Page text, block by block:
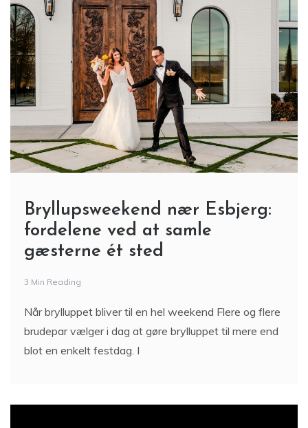
Bryllupsweekend nær Esbjerg:
fordelene ved at samle
gæsterne ét sted
3 Min Reading
Når brylluppet bliver til en hel weekend Flere og flere
brudepar vælger i dag at gøre brylluppet til mere end
blot en enkelt festdag. I